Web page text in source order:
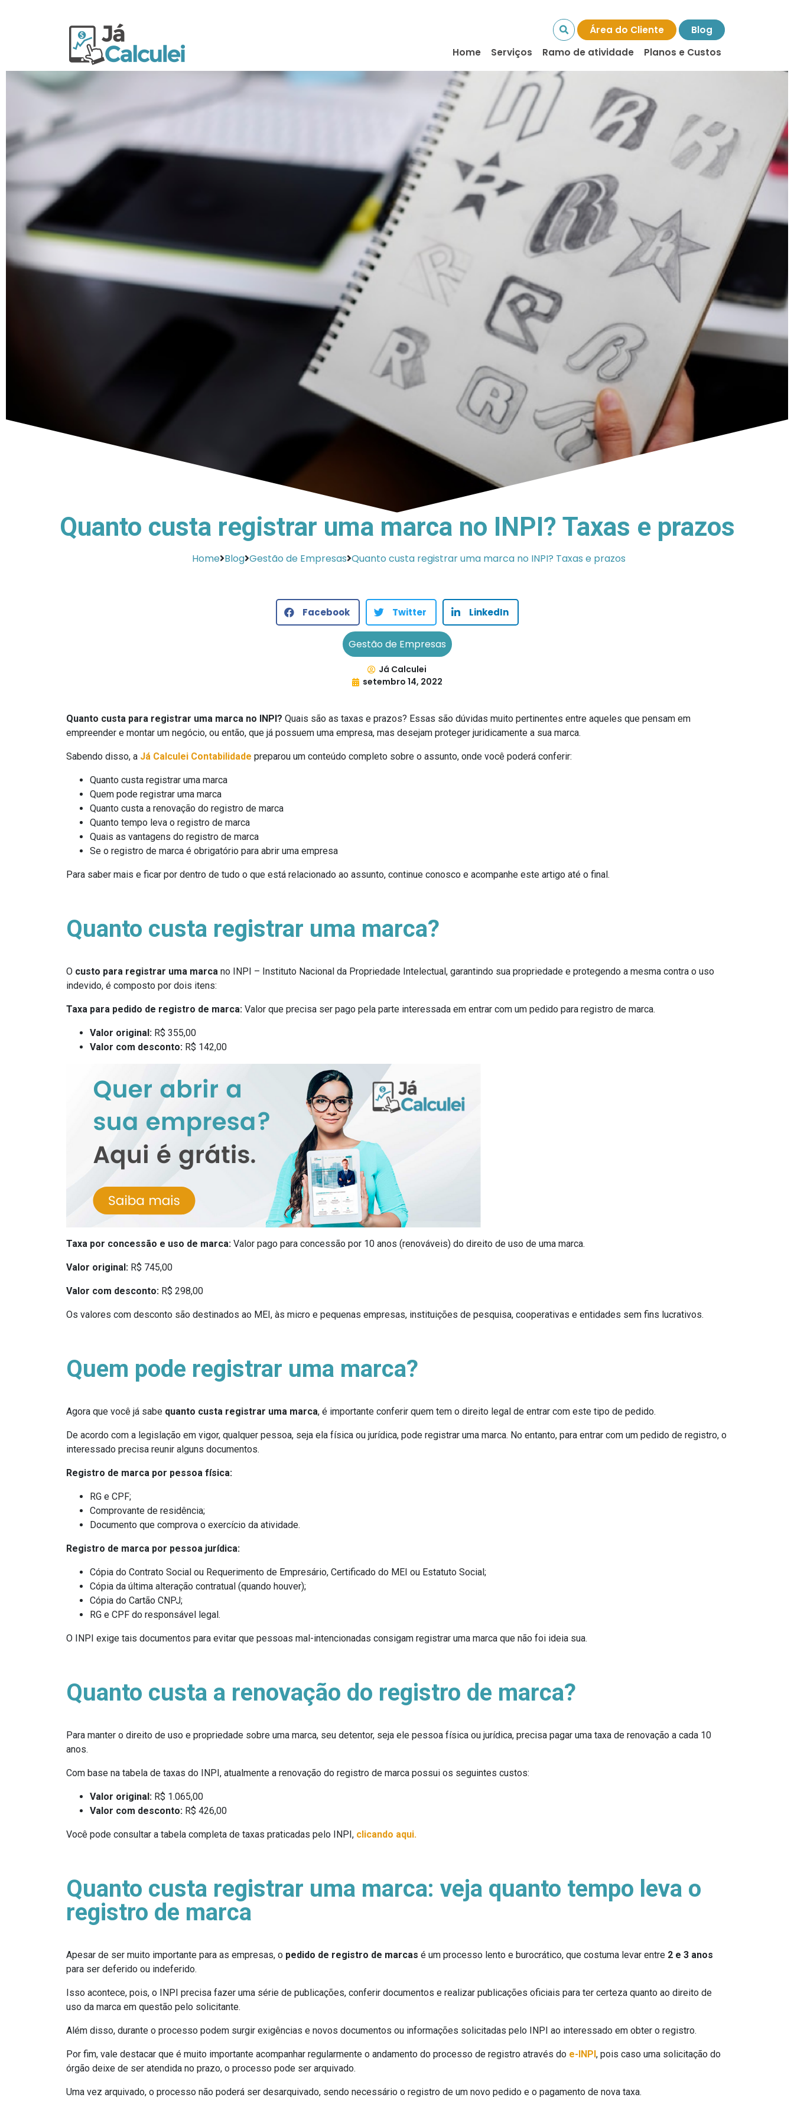
Área do Cliente
Blog
Home
Serviços Ramo de atividade Planos e Custos
Quanto custa registrar uma marca no INPI? Taxas e prazos
Home Blog Gestão de Empresas Quanto custa registrar uma marca no INPI? Taxas e prazos
Facebook Twitter LinkedIn
Gestão de Empresas
Já Calculei
setembro 14, 2022
Quanto custa para registrar uma marca no INPI? Quais são as taxas e prazos? Essas são dúvidas muito pertinentes entre aqueles que pensam em
empreender e montar um negócio, ou então, que já possuem uma empresa, mas desejam proteger juridicamente a sua marca.
Sabendo disso, a Já Calculei Contabilidade preparou um conteúdo completo sobre o assunto, onde você poderá conferir:
Quanto custa registrar uma marca
Quem pode registrar uma marca
Quanto custa a renovação do registro de marca
Quanto tempo leva o registro de marca
Quais as vantagens do registro de marca
Se o registro de marca é obrigatório para abrir uma empresa
Para saber mais e ficar por dentro de tudo o que está relacionado ao assunto, continue conosco e acompanhe este artigo até o final.
Quanto custa registrar uma marca?
O custo para registrar uma marca no INPI – Instituto Nacional da Propriedade Intelectual, garantindo sua propriedade e protegendo a mesma contra o uso
indevido, é composto por dois itens:
Taxa para pedido de registro de marca: Valor que precisa ser pago pela parte interessada em entrar com um pedido para registro de marca.
Valor original: R$ 355,00
Valor com desconto: R$ 142,00
Taxa por concessão e uso de marca: Valor pago para concessão por 10 anos (renováveis) do direito de uso de uma marca.
Valor original: R$ 745,00
Valor com desconto: R$ 298,00
Os valores com desconto são destinados ao MEI, às micro e pequenas empresas, instituições de pesquisa, cooperativas e entidades sem fins lucrativos.
Quem pode registrar uma marca?
Agora que você já sabe quanto custa registrar uma marca, é importante conferir quem tem o direito legal de entrar com este tipo de pedido.
De acordo com a legislação em vigor, qualquer pessoa, seja ela física ou jurídica, pode registrar uma marca. No entanto, para entrar com um pedido de registro, o
interessado precisa reunir alguns documentos.
Registro de marca por pessoa física:
RG e CPF;
Comprovante de residência;
Documento que comprova o exercício da atividade.
Registro de marca por pessoa jurídica:
Cópia do Contrato Social ou Requerimento de Empresário, Certificado do MEI ou Estatuto Social;
Cópia da última alteração contratual (quando houver);
Cópia do Cartão CNPJ;
RG e CPF do responsável legal.
O INPI exige tais documentos para evitar que pessoas mal-intencionadas consigam registrar uma marca que não foi ideia sua.
Quanto custa a renovação do registro de marca?
Para manter o direito de uso e propriedade sobre uma marca, seu detentor, seja ele pessoa física ou jurídica, precisa pagar uma taxa de renovação a cada 10
anos.
Com base na tabela de taxas do INPI, atualmente a renovação do registro de marca possui os seguintes custos:
Valor original: R$ 1.065,00
Valor com desconto: R$ 426,00
Você pode consultar a tabela completa de taxas praticadas pelo INPI, clicando aqui.
Quanto custa registrar uma marca: veja quanto tempo leva o
registro de marca
Apesar de ser muito importante para as empresas, o pedido de registro de marcas é um processo lento e burocrático, que costuma levar entre 2 e 3 anos
para ser deferido ou indeferido.
Isso acontece, pois, o INPI precisa fazer uma série de publicações, conferir documentos e realizar publicações oficiais para ter certeza quanto ao direito de
uso da marca em questão pelo solicitante.
Além disso, durante o processo podem surgir exigências e novos documentos ou informações solicitadas pelo INPI ao interessado em obter o registro.
Por fim, vale destacar que é muito importante acompanhar regularmente o andamento do processo de registro através do e-INPI, pois caso uma solicitação do
órgão deixe de ser atendida no prazo, o processo pode ser arquivado.
Uma vez arquivado, o processo não poderá ser desarquivado, sendo necessário o registro de um novo pedido e o pagamento de nova taxa.